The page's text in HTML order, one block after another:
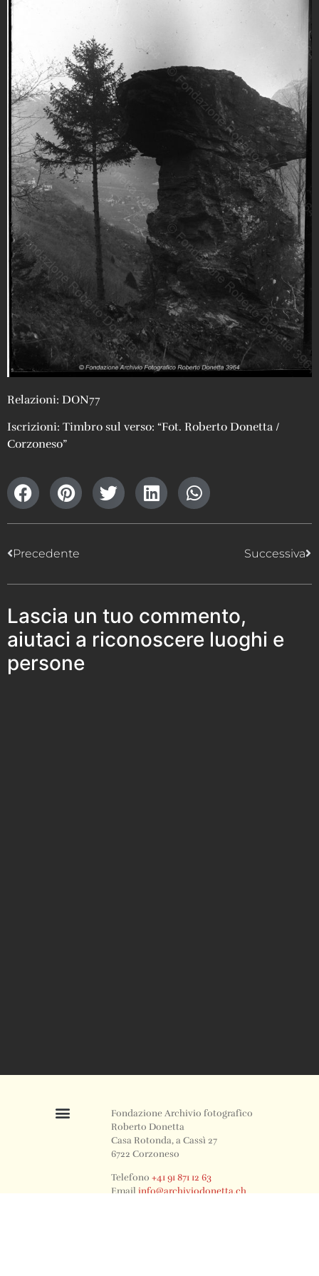
Relazioni: DON77
Iscrizioni: Timbro sul verso: “Fot. Roberto Donetta /
Corzoneso”
Precedente Successiva
Lascia un tuo commento,
aiutaci a riconoscere luoghi e
persone
Fondazione Archivio fotografico
Roberto Donetta
Casa Rotonda, a Cassì 27
6722 Corzoneso
Telefono+41 91 871 12 63
Emailinfo@archiviodonetta.ch